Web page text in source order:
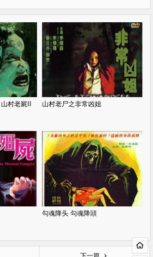
村老屍II
山村老尸之非常凶姐
勾魂降头 勾魂降頭